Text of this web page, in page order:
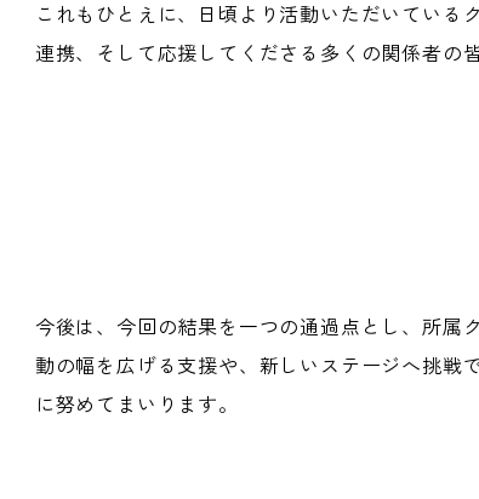
これもひとえに、日頃より活動いただいている
連携、そして応援してくださる多くの関係者の
今後は、今回の結果を一つの通過点とし、所属
動の幅を広げる支援や、新しいステージへ挑戦
に努めてまいります。